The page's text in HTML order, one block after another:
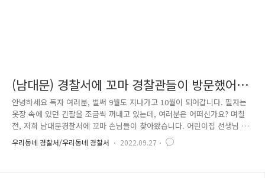
(남대문) 경찰서에 꼬마 경찰관들이 방문했어
요!
안녕하세요 독자 여러분, 벌써 9월도 지나가고 10월이 되어갑니다. 필자는
옷장 속에 있던 긴팔을 조금씩 꺼내고 있는데, 여러분은 어떠신가요? 며칠
전, 저희 남대문경찰서에 꼬마 손님들이 찾아왔습니다. 어린이집 선생님 손
을 잡고 온 친구들이 가장 해보고 싶은 일은 바로 '경찰차 타기' 였습니다.
저희 남대문경찰서 교통외근팀에서는 아이들에게 직접 순찰차를 타보는 소
우리동네 경찰서/우리동네 경찰서 2022.09.27